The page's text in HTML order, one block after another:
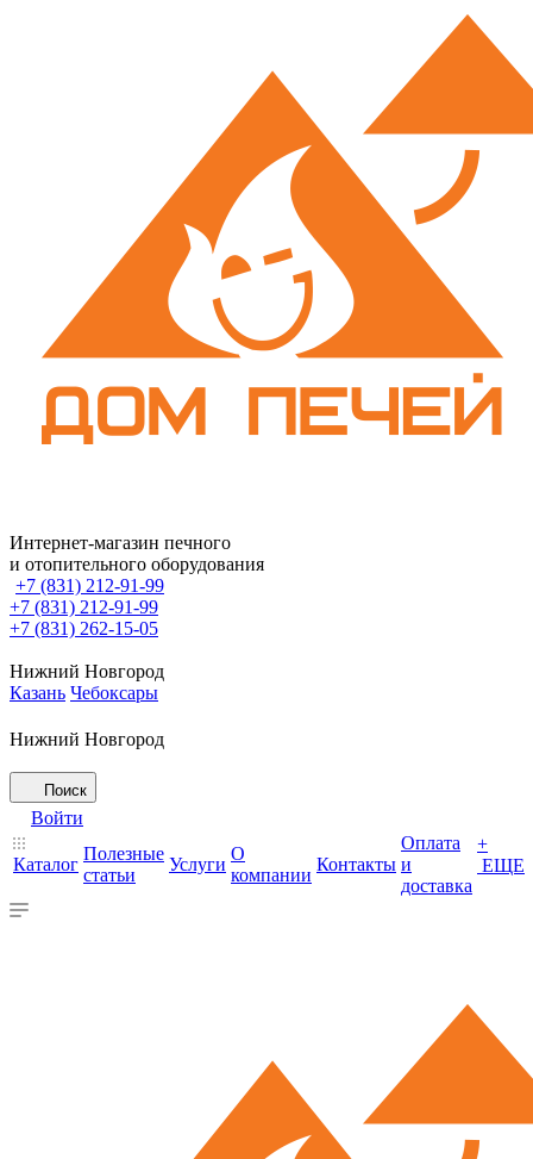
Интернет-магазин печного
и отопительного оборудования
+7 (831) 212-91-99
+7 (831) 212-91-99
+7 (831) 262-15-05
Нижний Новгород
Казань Чебоксары
Нижний Новгород
Поиск
Войти
Каталог
Полезные
статьи
Услуги
О
компании
Контакты
Оплата
и
доставка
+
ЕЩЕ